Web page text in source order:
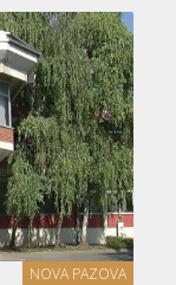
NOVA PAZOVA